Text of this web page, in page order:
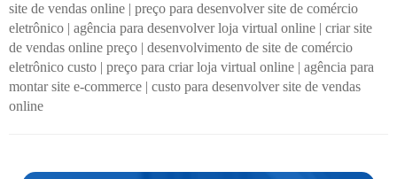
site de vendas online | preço para desenvolver site de comércio
eletrônico | agência para desenvolver loja virtual online | criar site
de vendas online preço | desenvolvimento de site de comércio
eletrônico custo | preço para criar loja virtual online | agência para
montar site e-commerce | custo para desenvolver site de vendas
online